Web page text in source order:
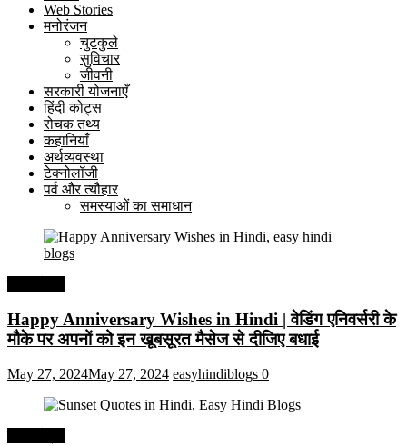
Web Stories
मनोरंजन
चुटकुले
सुविचार
जीवनी
सरकारी योजनाएँ
हिंदी कोट्स
रोचक तथ्य
कहानियाँ
अर्थव्यवस्था
टेक्नोलॉजी
पर्व और त्यौहार
समस्याओं का समाधान
Happy Anniversary Wishes in Hindi | वेडिंग एनिवर्सरी के
मौके पर अपनों को इन खूबसूरत मैसेज से दीजिए बधाई
May 27, 2024May 27, 2024 easyhindiblogs 0